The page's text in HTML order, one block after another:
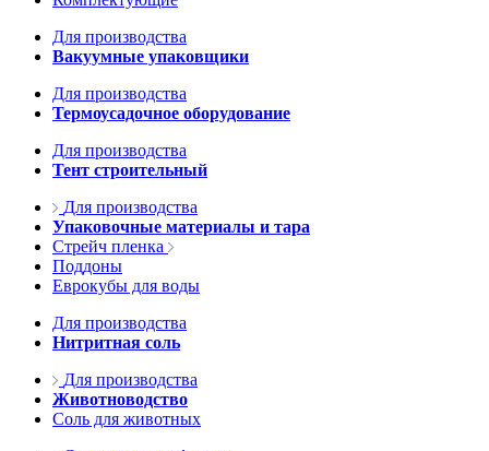
Для производства
Вакуумные упаковщики
Для производства
Термоусадочное оборудование
Для производства
Тент строительный
Для производства
Упаковочные материалы и тара
Стрейч пленка
Поддоны
Еврокубы для воды
Для производства
Нитритная соль
Для производства
Животноводство
Соль для животных